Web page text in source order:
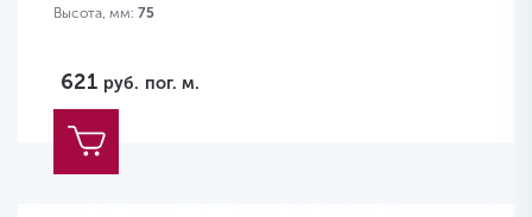
Высота, мм: 75
621 руб. пог. м.